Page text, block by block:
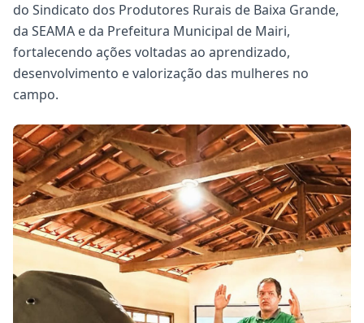
do Sindicato dos Produtores Rurais de Baixa Grande,
da SEAMA e da Prefeitura Municipal de Mairi,
fortalecendo ações voltadas ao aprendizado,
desenvolvimento e valorização das mulheres no
campo.